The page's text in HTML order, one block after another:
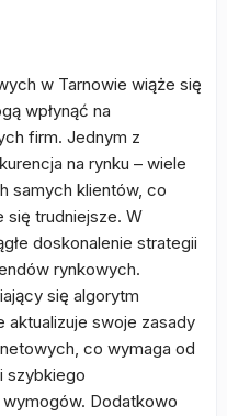
w Tarnowie wiąże się
wpłynąć na
firm. Jednym z
na rynku – wiele
samych klientów, co
się trudniejsze. W
doskonalenie strategii
rynkowych.
się algorytm
aktualizuje swoje zasady
co wymaga od
szybkiego
Dodatkowo